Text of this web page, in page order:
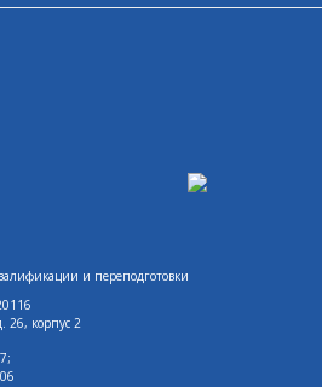
и переподготовки
26, корпус 2